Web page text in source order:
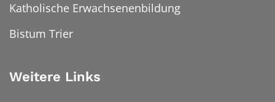
Katholische Erwachsenenbildung
Bistum Trier
Weitere Links